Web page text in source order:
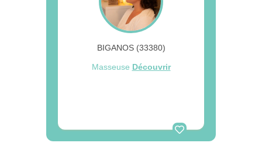
BIGANOS (33380)
Masseuse Découvrir